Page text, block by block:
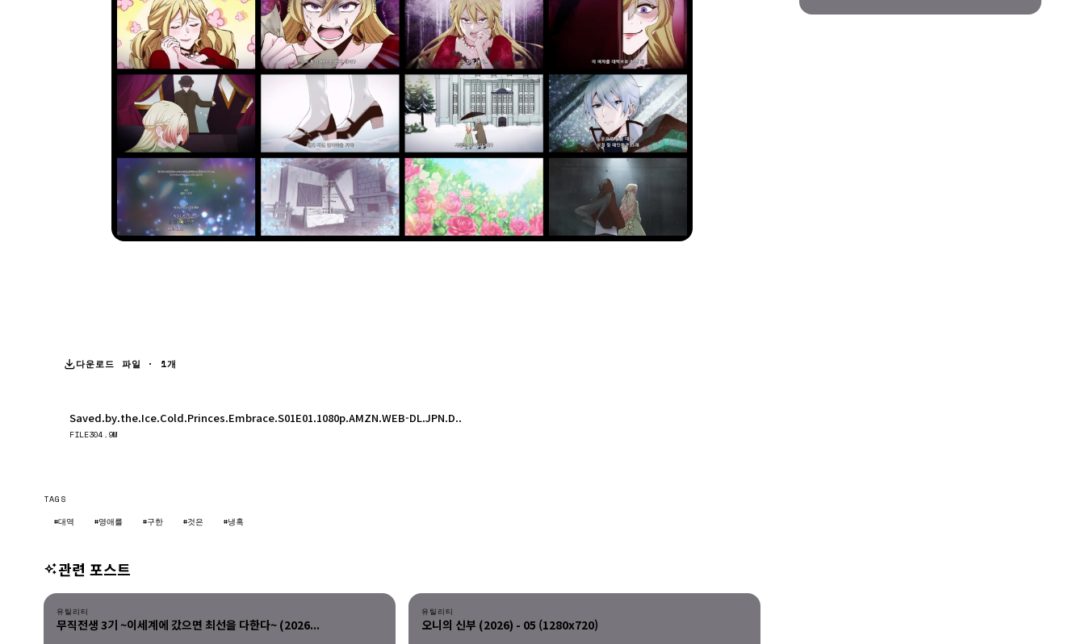
다운로드 파일 · 1개
Saved.by.the.Ice.Cold.Princes.Embrace.S01E01.1080p.AMZN.WEB-DL.JPN.D..
FILE304.9M
TAGS
#대역
#영애를 #구한 #것은 #냉혹
관련 포스트
유틸리티
유틸리티
무직전생 3기 ~이세계에 갔으면 최선을 다한다~ (2026...
유틸리티
오니의 신부 (2026) - 05 (1280x720)